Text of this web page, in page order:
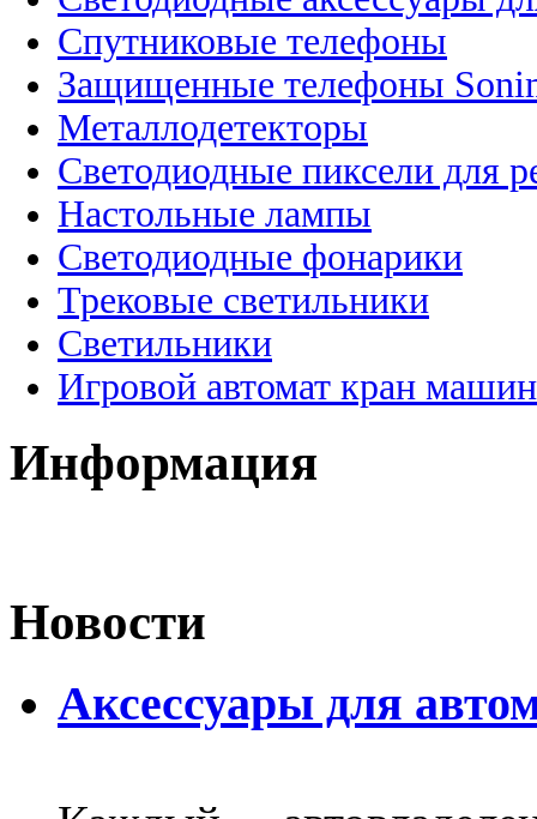
Спутниковые телефоны
Защищенные телефоны
Металлодетекторы
Светодиодные пиксели для
Настольные лампы
Светодиодные фонарики
Трековые светильники
Светильники
Игровой автомат кран
Информация
Новости
Аксессуары для